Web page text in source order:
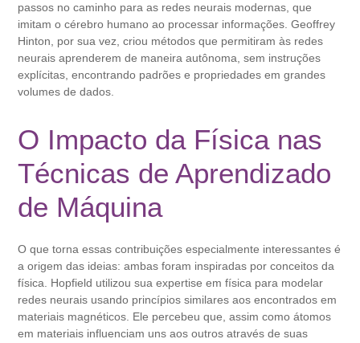
passos no caminho para as redes neurais modernas, que
imitam o cérebro humano ao processar informações. Geoffrey
Hinton, por sua vez, criou métodos que permitiram às redes
neurais aprenderem de maneira autônoma, sem instruções
explícitas, encontrando padrões e propriedades em grandes
volumes de dados.
O Impacto da Física nas
Técnicas de Aprendizado
de Máquina
O que torna essas contribuições especialmente interessantes é
a origem das ideias: ambas foram inspiradas por conceitos da
física. Hopfield utilizou sua expertise em física para modelar
redes neurais usando princípios similares aos encontrados em
materiais magnéticos. Ele percebeu que, assim como átomos
em materiais influenciam uns aos outros através de suas